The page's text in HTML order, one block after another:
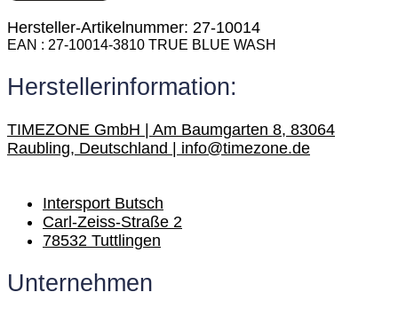
Hersteller-Artikelnummer: 27-10014
EAN 27-10014-3810 TRUE BLUE WASH
Herstellerinformation:
TIMEZONE GmbH | Am Baumgarten 8, 83064
Raubling, Deutschland | info@timezone.de
Intersport Butsch
Carl-Zeiss-Straße 2
78532 Tuttlingen
Unternehmen